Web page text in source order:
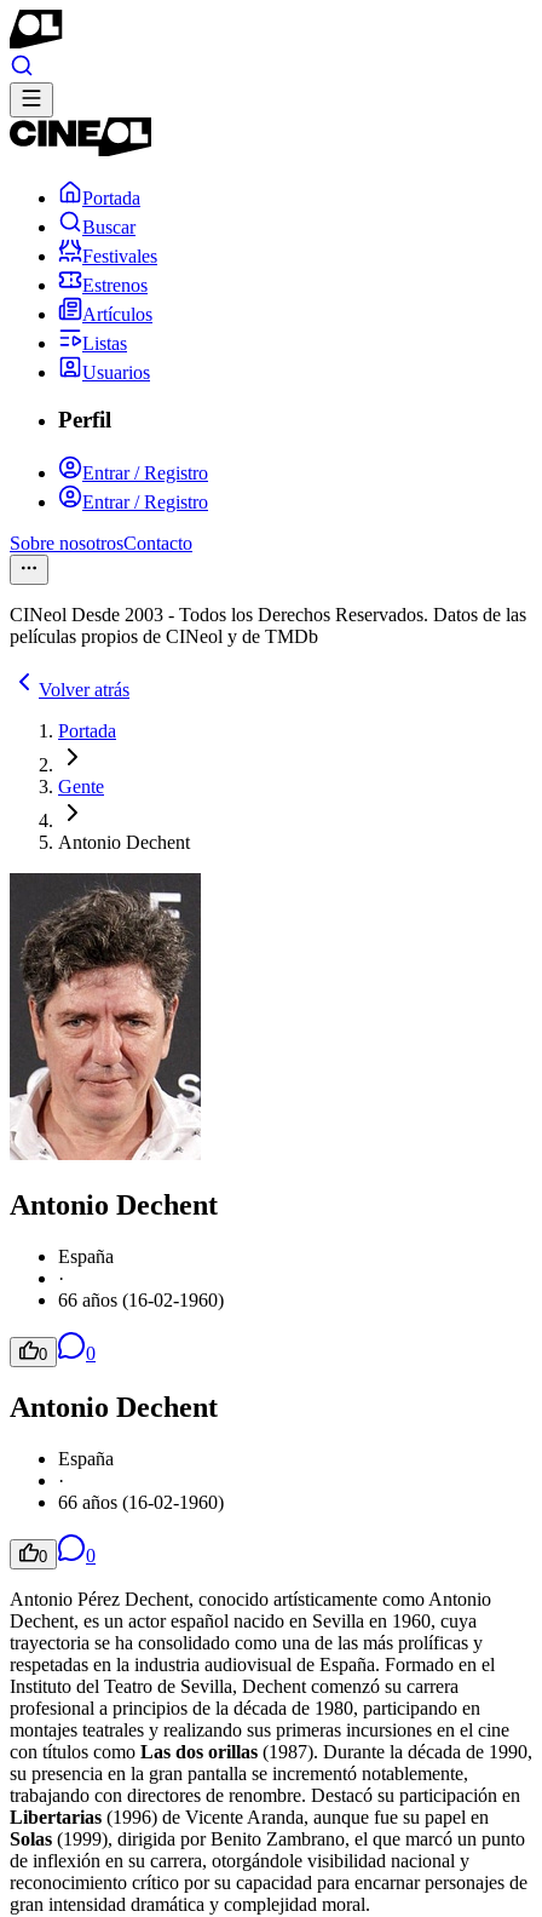
Portada
Buscar
Festivales
Estrenos
Artículos
Listas
Usuarios
Perfil
Entrar / Registro
Entrar / Registro
Sobre nosotrosContacto
CINeol Desde 2003 - Todos los Derechos Reservados. Datos de las
películas propios de CINeol y de TMDb
Volver atrás
Portada
Gente
Antonio Dechent
Antonio Dechent
España
·
66 años (16-02-1960)
0 0
Antonio Dechent
España
·
66 años (16-02-1960)
0 0
Antonio Pérez Dechent, conocido artísticamente como Antonio
Dechent, es un actor español nacido en Sevilla en 1960, cuya
trayectoria se ha consolidado como una de las más prolíficas y
respetadas en la industria audiovisual de España. Formado en el
Instituto del Teatro de Sevilla, Dechent comenzó su carrera
profesional a principios de la década de 1980, participando en
montajes teatrales y realizando sus primeras incursiones en el cine
con títulos como Las dos orillas (1987). Durante la década de 1990,
su presencia en la gran pantalla se incrementó notablemente,
trabajando con directores de renombre. Destacó su participación en
Libertarias (1996) de Vicente Aranda, aunque fue su papel en
Solas (1999), dirigida por Benito Zambrano, el que marcó un punto
de inflexión en su carrera, otorgándole visibilidad nacional y
reconocimiento crítico por su capacidad para encarnar personajes de
gran intensidad dramática y complejidad moral.